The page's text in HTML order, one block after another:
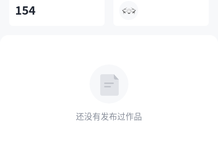
154
还没有发布过作品